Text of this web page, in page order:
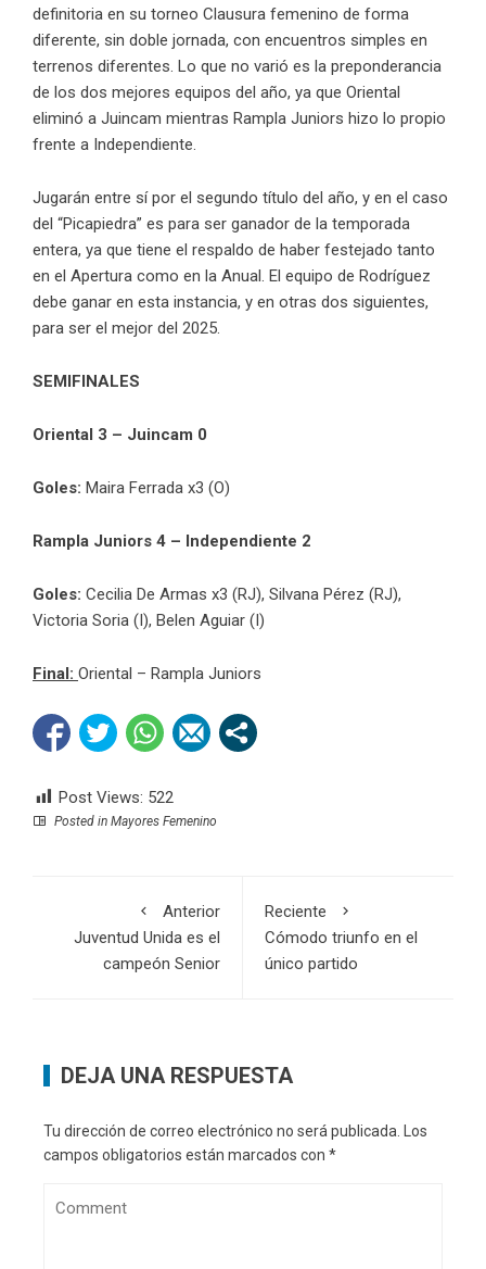
definitoria en su torneo Clausura femenino de forma
diferente, sin doble jornada, con encuentros simples en
terrenos diferentes. Lo que no varió es la preponderancia
de los dos mejores equipos del año, ya que Oriental
eliminó a Juincam mientras Rampla Juniors hizo lo propio
frente a Independiente.
Jugarán entre sí por el segundo título del año, y en el caso
del “Picapiedra” es para ser ganador de la temporada
entera, ya que tiene el respaldo de haber festejado tanto
en el Apertura como en la Anual. El equipo de Rodríguez
debe ganar en esta instancia, y en otras dos siguientes,
para ser el mejor del 2025.
SEMIFINALES
Oriental 3 – Juincam 0
Goles: Maira Ferrada x3 (O)
Rampla Juniors 4 – Independiente 2
Goles: Cecilia De Armas x3 (RJ), Silvana Pérez (RJ),
Victoria Soria (I), Belen Aguiar (I)
Final: Oriental – Rampla Juniors
Post Views: 522
Posted in Mayores Femenino
Anterior
Juventud Unida es el
campeón Senior
Reciente
Cómodo triunfo en el
único partido
DEJA UNA RESPUESTA
Tu dirección de correo electrónico no será publicada.
Los
campos obligatorios están marcados con *